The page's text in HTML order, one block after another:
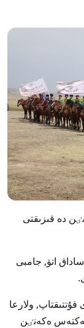
دە قىزىقتى
اتۋ, جامبى
ولارعا
ەكەنٸن